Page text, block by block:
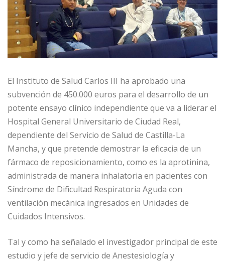
El Instituto de Salud Carlos III ha aprobado una
subvención de 450.000 euros para el desarrollo de un
potente ensayo clínico independiente que va a liderar el
Hospital General Universitario de Ciudad Real,
dependiente del Servicio de Salud de Castilla-La
Mancha, y que pretende demostrar la eficacia de un
fármaco de reposicionamiento, como es la aprotinina,
administrada de manera inhalatoria en pacientes con
Síndrome de Dificultad Respiratoria Aguda con
ventilación mecánica ingresados en Unidades de
Cuidados Intensivos.
Tal y como ha señalado el investigador principal de este
estudio y jefe de servicio de Anestesiología y